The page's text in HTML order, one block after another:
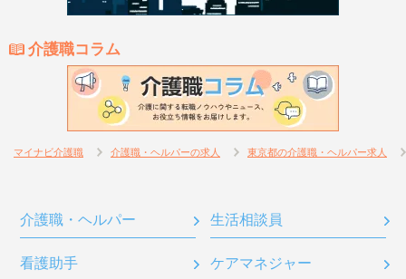
介護職コラム
マイナビ介護職 介護職・ヘルパーの求人 東京都の介護職・ヘルパー求人
介護職・ヘルパー 生活相談員
看護助手 ケアマネジャー